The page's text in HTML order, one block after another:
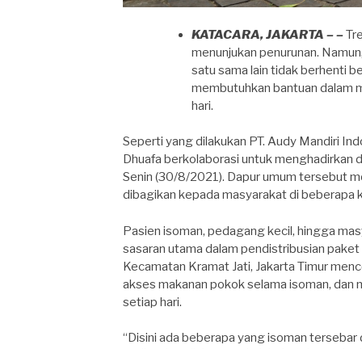
KATACARA, JAKARTA – –
menunjukan penurunan.
satu sama lain tidak berhenti
membutuhkan bantuan dalam
hari.
Seperti yang dilakukan PT. Audy Mandiri
Dhuafa berkolaborasi untuk menghadirkan
Senin (30/8/2021). Dapur umum tersebut
dibagikan kepada masyarakat di beberapa
Pasien isoman, pedagang kecil, hingga
sasaran utama dalam pendistribusian
Kecamatan Kramat Jati, Jakarta Timur
akses makanan pokok selama isoman,
setiap hari.
“Disini ada beberapa yang isoman